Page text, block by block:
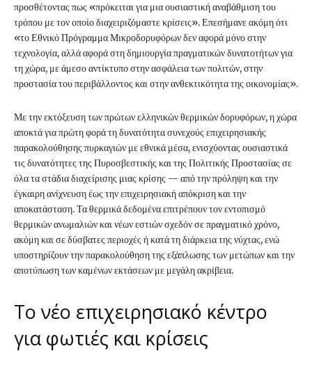
προσθέτοντας πως «πρόκειται για μια ουσιαστική αναβάθμιση του
τρόπου με τον οποίο διαχειριζόμαστε κρίσεις». Επεσήμανε ακόμη ότι
«το Εθνικό Πρόγραμμα Μικροδορυφόρων δεν αφορά μόνο στην
τεχνολογία, αλλά αφορά στη δημιουργία πραγματικών δυνατοτήτων για
τη χώρα, με άμεσο αντίκτυπο στην ασφάλεια των πολιτών, στην
προστασία του περιβάλλοντος και στην ανθεκτικότητα της οικονομίας».
Με την εκτόξευση των πρώτων ελληνικών θερμικών δορυφόρων, η χώρα
αποκτά για πρώτη φορά τη δυνατότητα συνεχούς επιχειρησιακής
παρακολούθησης πυρκαγιών με εθνικά μέσα, ενισχύοντας ουσιαστικά
τις δυνατότητες της Πυροσβεστικής και της Πολιτικής Προστασίας σε
όλα τα στάδια διαχείρισης μιας κρίσης — από την πρόληψη και την
έγκαιρη ανίχνευση έως την επιχειρησιακή απόκριση και την
αποκατάσταση. Τα θερμικά δεδομένα επιτρέπουν τον εντοπισμό
θερμικών ανωμαλιών και νέων εστιών σχεδόν σε πραγματικό χρόνο,
ακόμη και σε δύσβατες περιοχές ή κατά τη διάρκεια της νύχτας, ενώ
υποστηρίζουν την παρακολούθηση της εξάπλωσης των μετώπων και την
αποτύπωση των καμένων εκτάσεων με μεγάλη ακρίβεια.
Το νέο επιχειρησιακό κέντρο
για φωτιές και κρίσεις